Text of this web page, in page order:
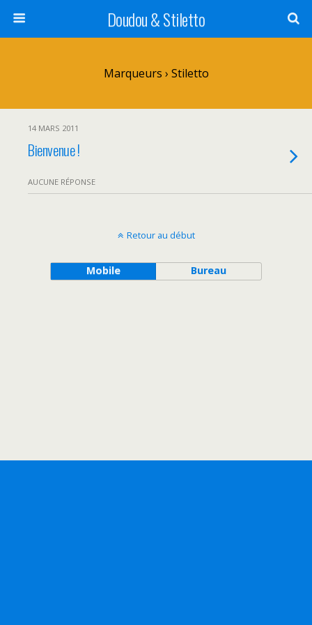
Doudou & Stiletto
Marqueurs › Stiletto
14 MARS 2011
Bienvenue !
AUCUNE RÉPONSE
Retour au début
Mobile Bureau